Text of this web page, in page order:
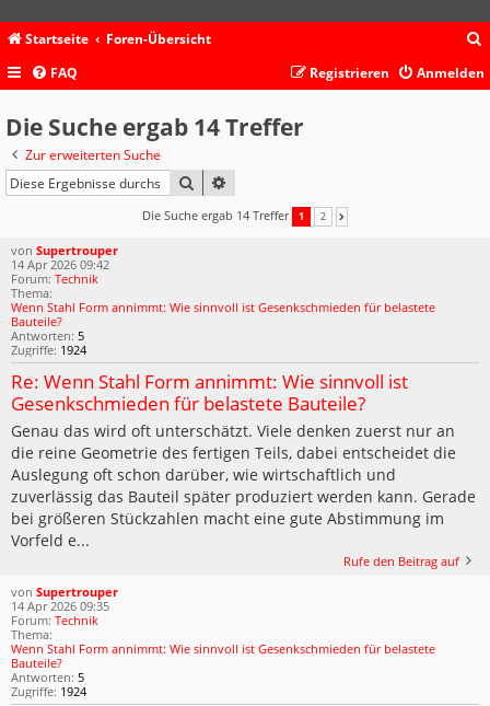
Startseite Foren-Übersicht
c
FAQ Anmelden
Registrieren
Die Suche ergab 14 Treffer
Zur erweiterten Suche
SUCHE
Die Suche ergab 14 Treffer 1 2
von Supertrouper
14 Apr 2026 09:42
Forum: Technik
Thema:
Wenn Stahl Form annimmt: Wie sinnvoll ist Gesenkschmieden für belastete
Bauteile?
Antworten: 5
Zugriffe: 1924
Re: Wenn Stahl Form annimmt: Wie sinnvoll ist
Gesenkschmieden für belastete Bauteile?
Genau das wird oft unterschätzt. Viele denken zuerst nur an
die reine Geometrie des fertigen Teils, dabei entscheidet die
Auslegung oft schon darüber, wie wirtschaftlich und
zuverlässig das Bauteil später produziert werden kann. Gerade
bei größeren Stückzahlen macht eine gute Abstimmung im
Vorfeld e...
Rufe den Beitrag auf
von Supertrouper
14 Apr 2026 09:35
Forum: Technik
Thema:
Wenn Stahl Form annimmt: Wie sinnvoll ist Gesenkschmieden für belastete
Bauteile?
Antworten: 5
Zugriffe: 1924